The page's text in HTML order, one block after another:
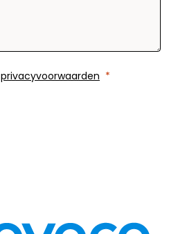
privacyvoorwaarden